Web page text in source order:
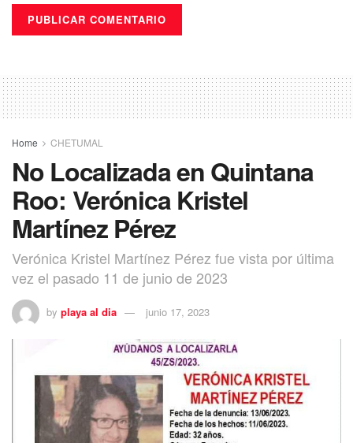
Home CHETUMAL
No Localizada en Quintana
Roo: Verónica Kristel
Martínez Pérez
Verónica Kristel Martínez Pérez fue vista por última
vez el pasado 11 de junio de 2023
by playa al dia junio 17, 2023